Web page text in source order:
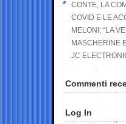
CONTE, LA
COVID E LE
MELONI: “LA
MASCHERINE
JC
Commenti
Log In